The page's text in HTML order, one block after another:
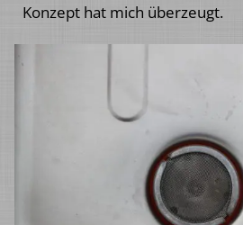
Konzept hat mich überzeugt.